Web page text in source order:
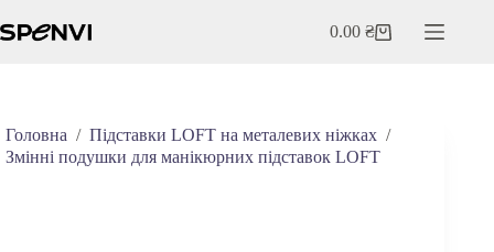
до
Кошик
0.00₴
Головна / Підставки LOFT на металевих ніжках /
Змінні подушки для манікюрних підставок LOFT